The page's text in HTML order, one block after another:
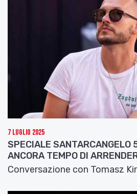
composizione originale, per
polifonico, di Enzo Avitabile.
Nel ricordarvi che sabato 27
11.30, in Sala Borsa a
attori della compagnia
per conversare dell’opera,
raccontarci il suo Vangelo
cristi e martiri della
Intervista a Pippo Delbono
7 Luglio 2025
SPECIALE SANTARCANGELO
ANCORA TEMPO DI
Conversazione con Tomasz